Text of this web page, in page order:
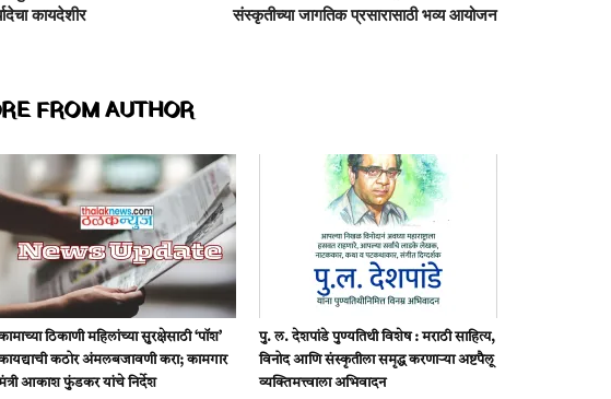
कायदेशीर
संस्कृतीच्या जागतिक प्रसारासाठी भव्य आयोजन
FROM AUTHOR
ठिकाणी महिलांच्या सुरक्षेसाठी ‘पॉश’
कठोर अंमलबजावणी करा; कामगार
आकाश फुंडकर यांचे निर्देश
पु. ल. देशपांडे पुण्यतिथी विशेष : मराठी साहित्य,
विनोद आणि संस्कृतीला समृद्ध करणाऱ्या अष्टपैलू
व्यक्तिमत्त्वाला अभिवादन